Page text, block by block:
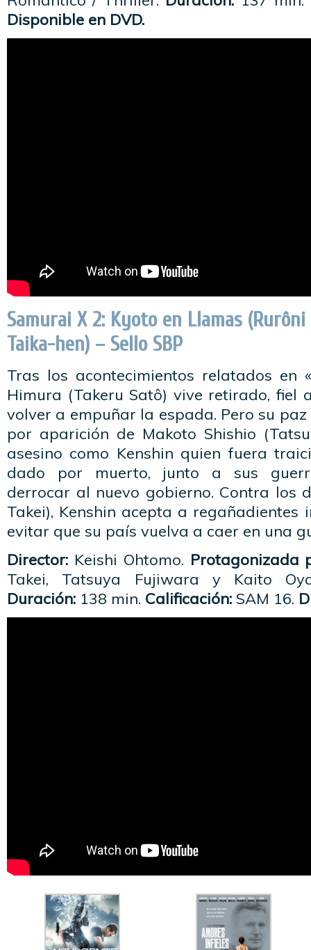
Disponible en DVD.
Samurai X 2: Kyoto en Llamas
Taika-hen) – Sello SBP
Tras los acontecimientos relatados en
Himura (Takeru Satô) vive retirado, fiel
volver a empuñar la espada. Pero su
por aparición de Makoto Shishio
asesino como Kenshin quien fuera
dado por muerto, junto a sus
derrocar al nuevo gobierno. Contra los
Takei), Kenshin acepta a
evitar que su país vuelva a caer en una
Director: Keishi Ohtomo. Protagonizada
Takei, Tatsuya Fujiwara y Kaito
Duración: 138 min. Calificación: SAM 16.